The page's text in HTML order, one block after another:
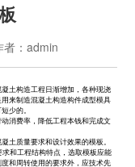
： admin
土构造工程日渐增加，各种现浇
来制造混凝土构造构件成型模具
少的。
消费率，降低工程本钱和完成文
土质量要求和设计效果的模板。
和工程结构特点，选取模板应能
和周转使用的要求外，应技术先